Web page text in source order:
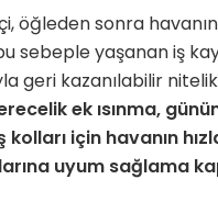
öğleden sonra
sebeple yaşanan iş
geri kazanılabilir
ek ısınma,
için havanın
uyum sağlama